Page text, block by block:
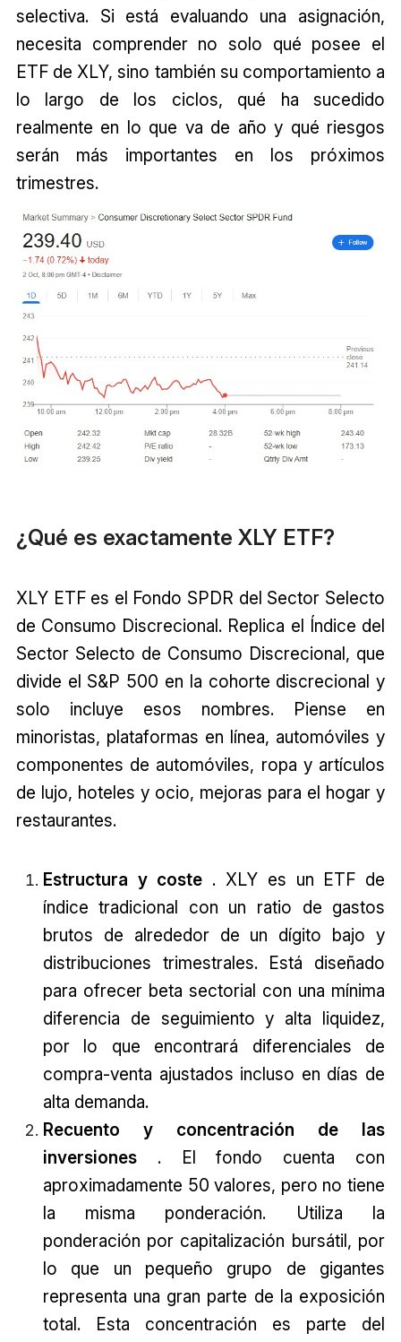
selectiva. Si está evaluando una asignación,
necesita comprender no solo qué posee el
ETF de XLY, sino también su comportamiento a
lo largo de los ciclos, qué ha sucedido
realmente en lo que va de año y qué riesgos
serán más importantes en los próximos
trimestres.
¿Qué es exactamente XLY ETF?
XLY ETF es el Fondo SPDR del Sector Selecto
de Consumo Discrecional. Replica el Índice del
Sector Selecto de Consumo Discrecional, que
divide el S&P 500 en la cohorte discrecional y
solo incluye esos nombres. Piense en
minoristas, plataformas en línea, automóviles y
componentes de automóviles, ropa y artículos
de lujo, hoteles y ocio, mejoras para el hogar y
restaurantes.
Estructura y coste . XLY es un ETF de
índice tradicional con un ratio de gastos
brutos de alrededor de un dígito bajo y
distribuciones trimestrales. Está diseñado
para ofrecer beta sectorial con una mínima
diferencia de seguimiento y alta liquidez,
por lo que encontrará diferenciales de
compra-venta ajustados incluso en días de
alta demanda.
Recuento y concentración de las
inversiones. El fondo cuenta con
aproximadamente 50 valores, pero no tiene
la misma ponderación. Utiliza la
ponderación por capitalización bursátil, por
lo que un pequeño grupo de gigantes
representa una gran parte de la exposición
total. Esta concentración es parte del